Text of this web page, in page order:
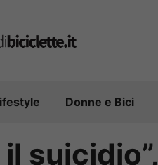
Donne e Bici
il